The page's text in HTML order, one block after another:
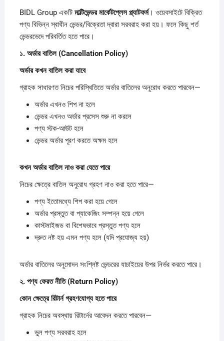
BIDL Group একটি মাল্টিভেন্ডরমার্কেটপ্লেসপ্ল্যাটফর্ম। ওয়েবসাইটে বিক্রিত
পণ্য বিভিন্ন স্বাধীন ভেন্ডর/বিক্রেতা দ্বারা সরবরাহ করা হয়। ফলে কিছু শর্ত
ভেন্ডরভেদে পরিবর্তিত হতে পারে।
১. অর্ডারবাতিল (Cancellation Policy)
অর্ডারকখনবাতিলকরাযাবে
গ্রাহক সাধারণত নিচের পরিস্থিতিতে অর্ডার বাতিলের অনুরোধ করতে পারবেন—
অর্ডার এখনও শিপ না হলে
ভেন্ডর এখনও অর্ডার প্রসেস শুরু না করলে
পণ্য স্টক-আউট হলে
ভেন্ডর অর্ডার পূরণ করতে অক্ষম হলে
কখনঅর্ডারবাতিলনাওকরাযেতেপারে
নিচের ক্ষেত্রে বাতিল অনুরোধ গ্রহণ নাও করা হতে পারে—
পণ্য ইতোমধ্যে শিপ করা হয়ে গেলে
অর্ডার প্রস্তুত বা প্যাকেজিং সম্পন্ন হয়ে গেলে
কাস্টমাইজড বা বিশেষভাবে প্রস্তুত পণ্য হলে
দ্রুত নষ্ট হয় এমন পণ্য হলে (যদি প্রযোজ্য হয়)
অর্ডার বাতিলের অনুমোদন সংশ্লিষ্ট ভেন্ডরের যাচাইয়ের উপর নির্ভর করতে পারে।
২. পণ্যফেরতনীতি (Return Policy)
কোনক্ষেত্রেরিটার্নগ্রহণযোগ্যহতেপারে
গ্রাহক নিচের অবস্থায় রিটার্নের আবেদন করতে পারবেন—
ভুল পণ্য সরবরাহ হলে